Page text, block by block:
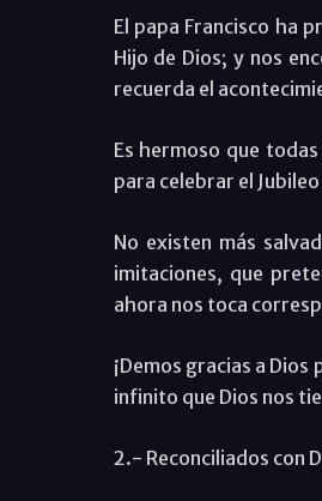
El papa Francisco ha
Hijo de Dios; y nos
recuerda el
Es hermoso que
para celebrar el
No existen más
imitaciones, que
ahora nos toca
¡Demos gracias a
infinito que Dios nos
2.- Reconciliados con